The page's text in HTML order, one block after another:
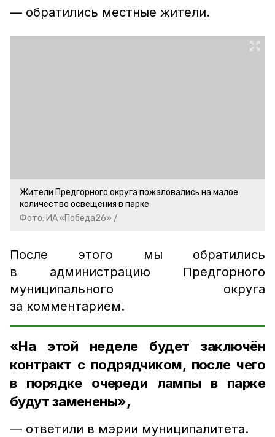
— обратились местные жители.
Жители Предгорного округа пожаловались на малое
количество освещения в парке
Фото: ИА «Победа26» /
После этого мы обратились
в администрацию Предгорного
муниципального округа
за комментарием.
«На этой неделе будет заключён
контракт с подрядчиком, после чего
в порядке очереди лампы в парке
будут заменены»,
— ответили в мэрии муниципалитета.